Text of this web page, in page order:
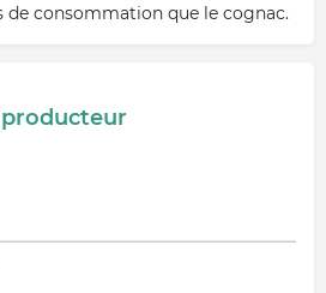
de consommation que le cognac.